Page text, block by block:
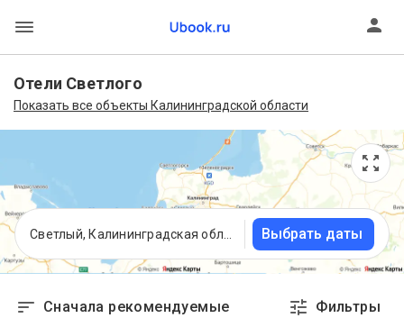
Отели Светлого
Показать все объекты Калининградской области
Выбрать даты
Сначала рекомендуемые Фильтры